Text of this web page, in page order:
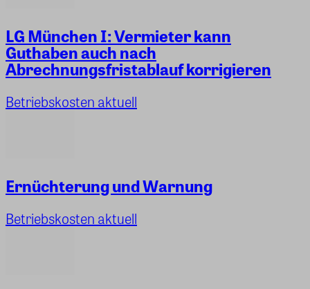
LG München I: Vermieter kann
Guthaben auch nach
Abrechnungsfristablauf korrigieren
Betriebskosten aktuell
Ernüchterung und Warnung
Betriebskosten aktuell